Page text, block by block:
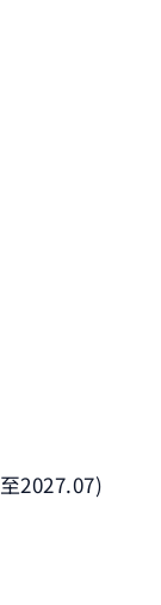
2027.07)